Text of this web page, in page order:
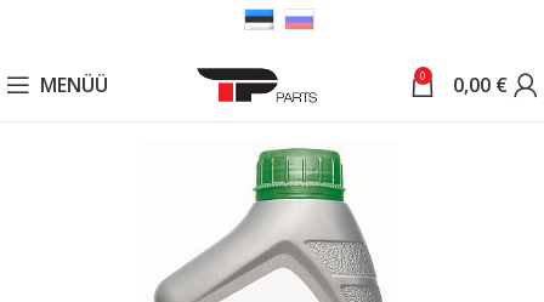
MENÜÜ 0 0,00 €